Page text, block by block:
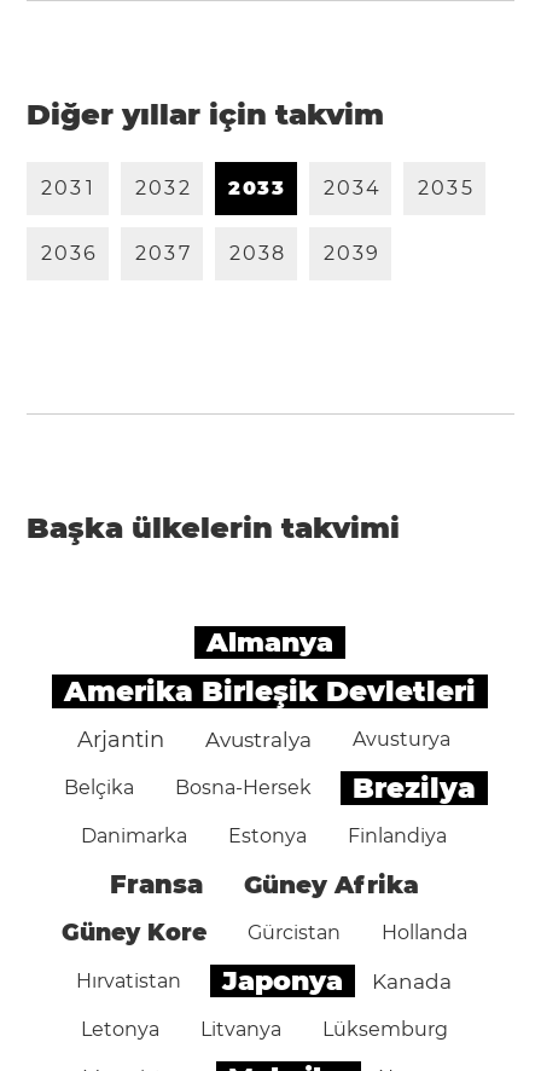
Diğer yıllar için takvim
203 1 2032 2033 2034 2035
2036 2037 2038 2039
Başka ülkelerin takvimi
Almanya
Amerika Birleşik Devletleri
Arjantin Avustralya Avusturya
Belçika Bosna-Hersek Brezilya
Danimarka Estonya Finlandiya
Fransa Güney Afrika
Güney Kore Gürcistan Hollanda
Hırvatistan Japonya Kanada
Letonya Litvanya Lüksemburg